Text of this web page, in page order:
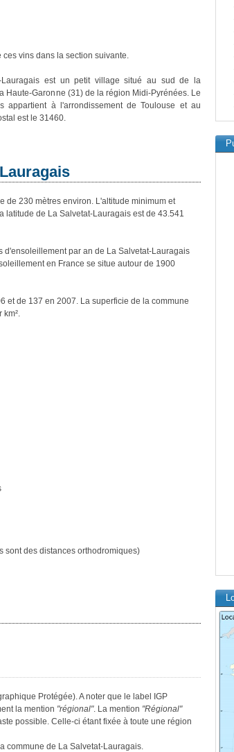
vins dans la section suivante.
Lauragais est un petit village situé au sud de la
Haute-Garonne (31) de la région Midi-Pyrénées. Le
appartient à l'arrondissement de Toulouse et au
est le 31460.
de 230 mètres environ. L'altitude minimum et
latitude de La Salvetat-Lauragais est de 43.541
d'ensoleillement par an de La Salvetat-Lauragais
en France se situe autour de 1900
et de 137 en 2007. La superficie de la commune
km².
sont des distances orthodromiques)
Protégée). A noter que le label IGP
la mention "régional". La mention "Régional"
possible. Celle-ci étant fixée à toute une région
commune de La Salvetat-Lauragais.